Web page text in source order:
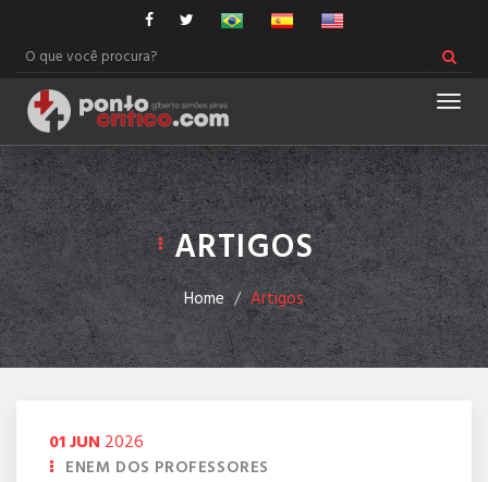
Menu
ARTIGOS
Home Artigos
01JUN 2026
ENEM DOS PROFESSORES